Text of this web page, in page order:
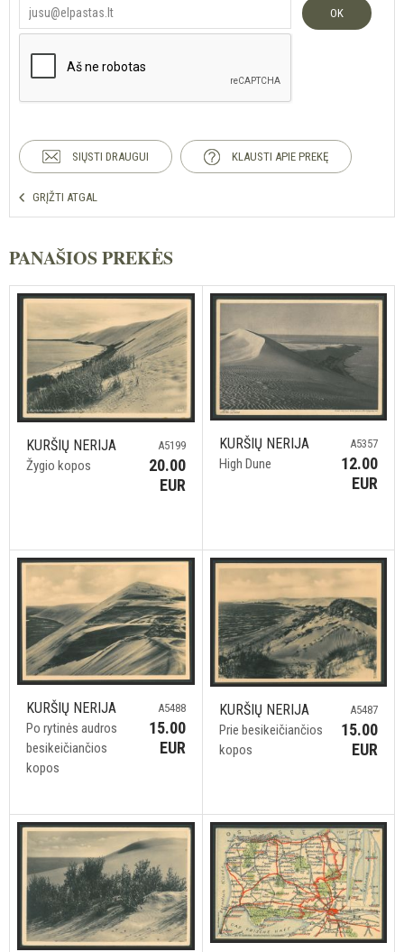
OK
SIŲSTI DRAUGUI KLAUSTI APIE PREKĘ
GRĮŽTI ATGAL
PANAŠIOS PREKĖS
KURŠIŲ NERIJA
Žygio kopos
A5199
20.00
EUR
KURŠIŲ NERIJA
High Dune
A5357
12.00
EUR
KURŠIŲ NERIJA
Po rytinės audros
besikeičiančios
kopos
A5488
15.00
EUR
KURŠIŲ NERIJA
Prie besikeičiančios
kopos
A5487
15.00
EUR